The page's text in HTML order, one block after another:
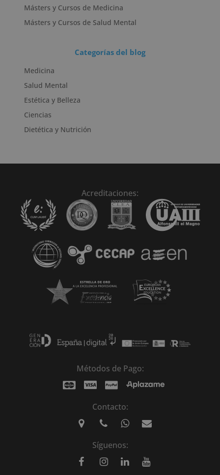
Másters y Cursos de Medicina
Másters y Cursos de Salud Mental
Categorías del blog
Medicina
Salud Mental
Estética y Belleza
Ciencias
Dietética y Nutrición
Acreditaciones:
Métodos de Pago:
Contacto:
Síguenos: